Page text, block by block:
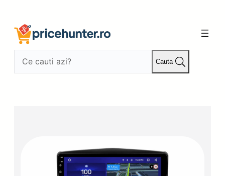
conținut
Cauta